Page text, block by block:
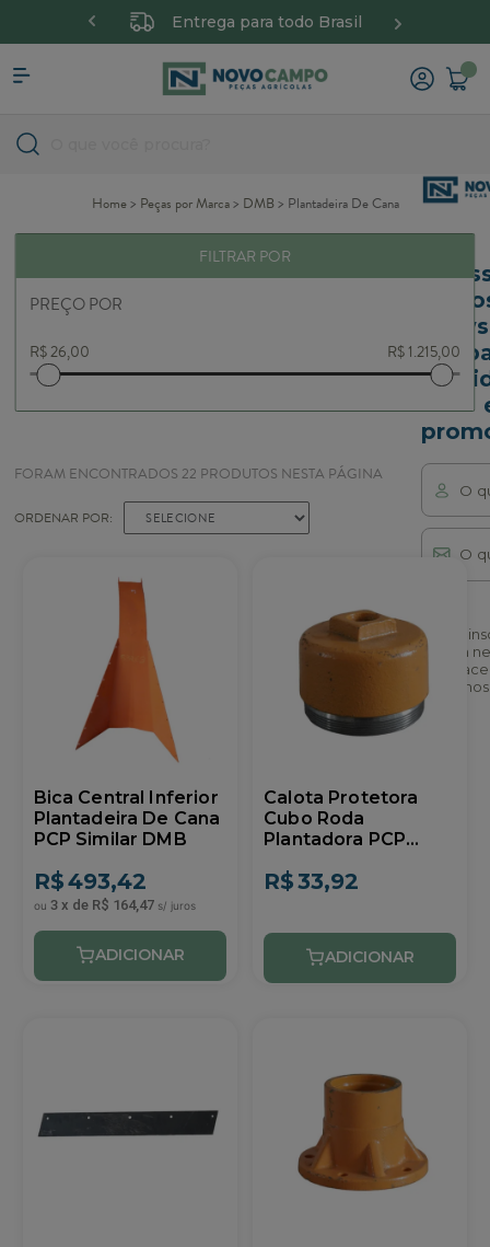
sem juros Entrega para todo Brasil
Home Peças por Marca DMB Plantadeira De Cana
FILTRAR POR
PREÇO POR
FORAM ENCONTRADOS 22 PRODUTOS NESTA PÁGINA
ORDENAR POR: SELECIONE
Bica Central Inferior
Plantadeira De Cana
PCP Similar DMB
R$493,42
3 x de R$ 164,47
Calota Protetora
Cubo Roda
Plantadora PCP
R$33,92
Ao se
nossa
você